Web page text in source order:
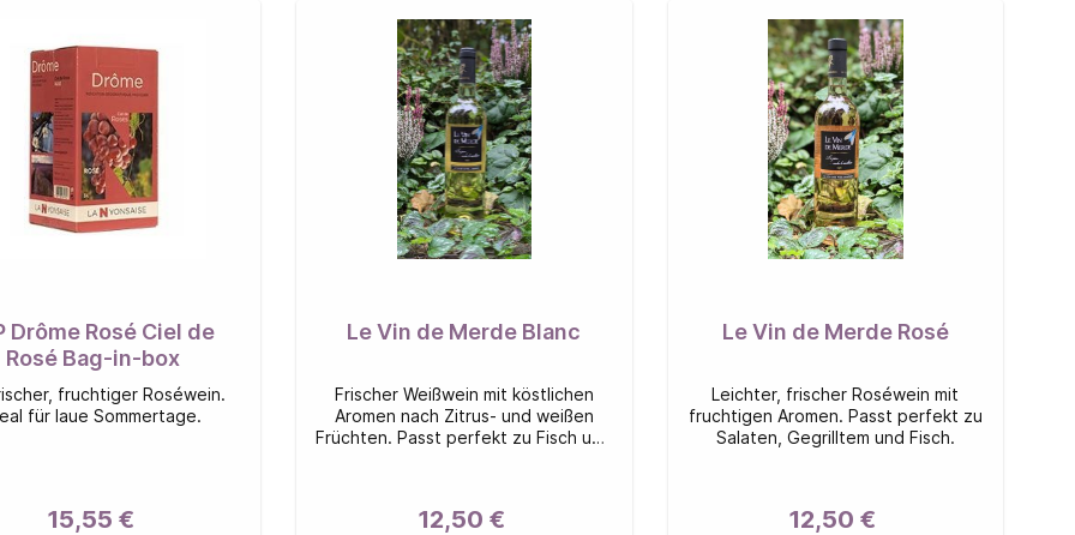
Drôme Rosé Ciel de
Rosé Bag-in-box
fruchtiger Roséwein.
für laue Sommertage.
15,55 €
Le Vin de Merde Blanc
Frischer Weißwein mit köstlichen
Aromen nach Zitrus- und weißen
Früchten. Passt perfekt zu Fisch und
12,50 €
Le Vin de Merde Rosé
Leichter, frischer Roséwein mit
fruchtigen Aromen. Passt perfekt zu
Salaten, Gegrilltem und Fisch.
12,50 €